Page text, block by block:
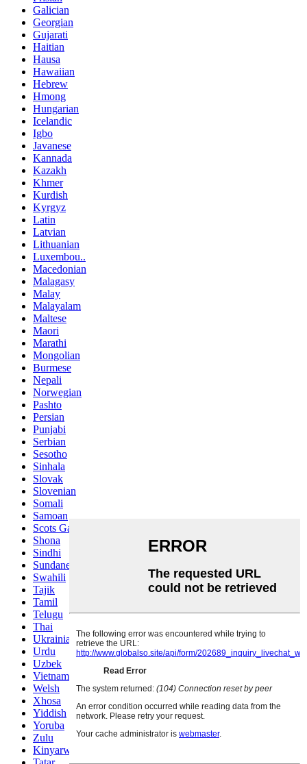
Galician
Georgian
Gujarati
Haitian
Hausa
Hawaiian
Hebrew
Hmong
Hungarian
Icelandic
Igbo
Javanese
Kannada
Kazakh
Khmer
Kurdish
Kyrgyz
Latin
Latvian
Lithuanian
Luxembou..
Macedonian
Malagasy
Malay
Malayalam
Maltese
Maori
Marathi
Mongolian
Burmese
Nepali
Norwegian
Pashto
Persian
Punjabi
Serbian
Sesotho
Sinhala
Slovak
Slovenian
Somali
Samoan
Scots Gaelic
Shona
Sindhi
Sundanese
Swahili
Tajik
Tamil
Telugu
Thai
Ukrainian
Urdu
Uzbek
Vietnamese
Welsh
Xhosa
Yiddish
Yoruba
Zulu
Kinyarwanda